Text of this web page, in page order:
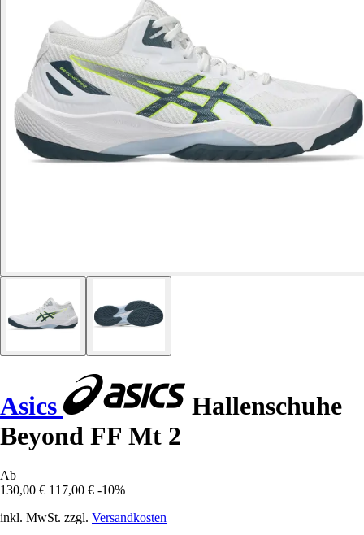
Asics
Hallenschuhe
Beyond FF Mt 2
Ab
130,00 € 117,00 € -10%
inkl. MwSt. zzgl. Versandkosten